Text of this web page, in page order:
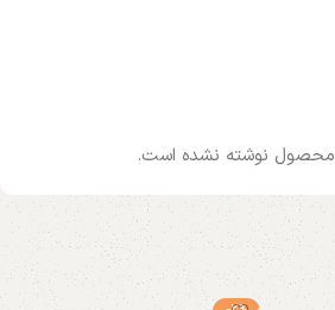
محصول نوشته نشده است.